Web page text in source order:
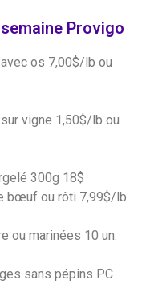
Provigo
avec os 7,00$/lb ou
vigne 1,50$/lb ou
300g 18$
bœuf ou rôti 7,99$/lb
ou marinées 10 un.
sans pépins PC